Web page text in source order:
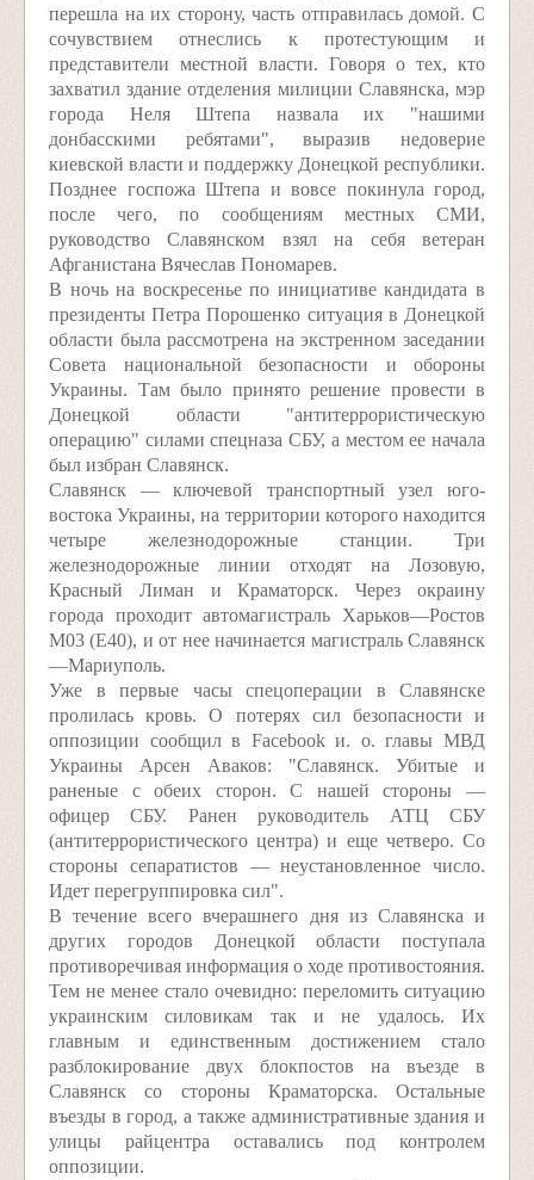
перешла на их сторону, часть отправилась домой. С
сочувствием отнеслись к протестующим и
представители местной власти. Говоря о тех, кто
захватил здание отделения милиции Славянска, мэр
города Неля Штепа назвала их "нашими
донбасскими ребятами", выразив недоверие
киевской власти и поддержку Донецкой республики.
Позднее госпожа Штепа и вовсе покинула город,
после чего, по сообщениям местных СМИ,
руководство Славянском взял на себя ветеран
Афганистана Вячеслав Пономарев.
В ночь на воскресенье по инициативе кандидата в
президенты Петра Порошенко ситуация в Донецкой
области была рассмотрена на экстренном заседании
Совета национальной безопасности и обороны
Украины. Там было принято решение провести в
Донецкой области "антитеррористическую
операцию" силами спецназа СБУ, а местом ее начала
был избран Славянск.
Славянск — ключевой транспортный узел юго-
востока Украины, на территории которого находится
четыре железнодорожные станции. Три
железнодорожные линии отходят на Лозовую,
Красный Лиман и Краматорск. Через окраину
города проходит автомагистраль Харьков—Ростов
М03 (E40), и от нее начинается магистраль Славянск
—Мариуполь.
Уже в первые часы спецоперации в Славянске
пролилась кровь. О потерях сил безопасности и
оппозиции сообщил в Facebook и. о. главы МВД
Украины Арсен Аваков: "Славянск. Убитые и
раненые с обеих сторон. С нашей стороны —
офицер СБУ. Ранен руководитель АТЦ СБУ
(антитеррористического центра) и еще четверо. Со
стороны сепаратистов — неустановленное число.
Идет перегруппировка сил".
В течение всего вчерашнего дня из Славянска и
других городов Донецкой области поступала
противоречивая информация о ходе противостояния.
Тем не менее стало очевидно: переломить ситуацию
украинским силовикам так и не удалось. Их
главным и единственным достижением стало
разблокирование двух блокпостов на въезде в
Славянск со стороны Краматорска. Остальные
въезды в город, а также административные здания и
улицы райцентра оставались под контролем
оппозиции.